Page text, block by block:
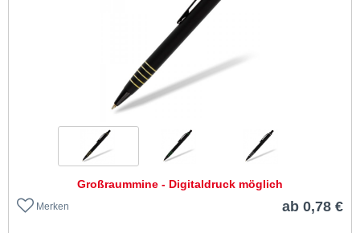
Großraummine - Digitaldruck möglich
Merken ab 0,78 €